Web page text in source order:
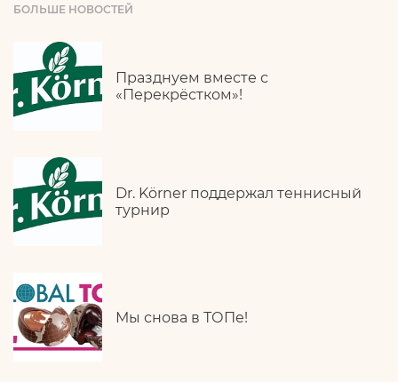
БОЛЬШЕ НОВОСТЕЙ
Празднуем вместе с
«Перекрёстком»!
Dr. Körner поддержал теннисный
турнир
Мы снова в ТОПе!